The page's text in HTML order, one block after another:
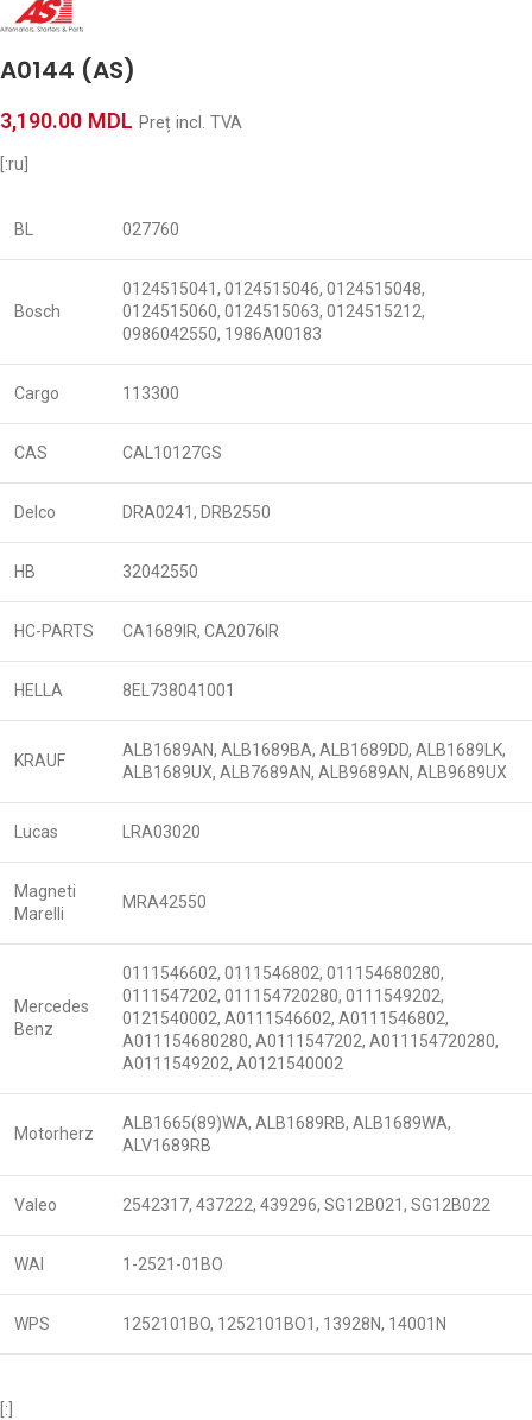
A0144 (AS)
3,190.00 MDL Preț incl. TVA
[:ru]
BL 027760
Bosch
0124515041, 0124515046, 0124515048,
0124515060, 0124515063, 0124515212,
0986042550, 1986A00183
Cargo 113300
CAS CAL10127GS
Delco DRA0241, DRB2550
HB 32042550
HC-PARTS CA1689IR, CA2076IR
HELLA 8EL738041001
KRAUF
ALB1689AN, ALB1689BA, ALB1689DD, ALB1689LK,
ALB1689UX, ALB7689AN, ALB9689AN, ALB9689UX
Lucas LRA03020
Magneti
Marelli
MRA42550
Mercedes
Benz
0111546602, 0111546802, 011154680280,
0111547202, 011154720280, 0111549202,
0121540002, A0111546602, A0111546802,
A011154680280, A0111547202, A011154720280,
A0111549202, A0121540002
Motorherz
ALB1665(89)WA, ALB1689RB, ALB1689WA,
ALV1689RB
Valeo 2542317, 437222, 439296, SG12B021, SG12B022
WAI 1-2521-01BO
WPS 1252101BO, 1252101BO1, 13928N, 14001N
[:]